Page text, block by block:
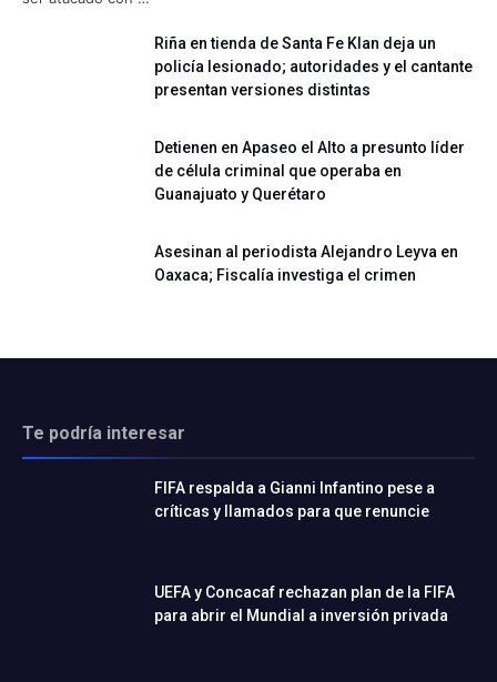
Riña en tienda de Santa Fe Klan deja un
policía lesionado; autoridades y el cantante
presentan versiones distintas
Detienen en Apaseo el Alto a presunto líder
de célula criminal que operaba en
Guanajuato y Querétaro
Asesinan al periodista Alejandro Leyva en
Oaxaca; Fiscalía investiga el crimen
Te podría interesar
FIFA respalda a Gianni Infantino pese a
críticas y llamados para que renuncie
UEFA y Concacaf rechazan plan de la FIFA
para abrir el Mundial a inversión privada